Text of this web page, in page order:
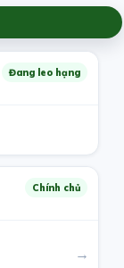
Đang leo hạng
Chính chủ
→